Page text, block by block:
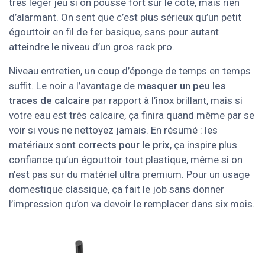
très léger jeu si on pousse fort sur le côté, mais rien
d’alarmant. On sent que c’est plus sérieux qu’un petit
égouttoir en fil de fer basique, sans pour autant
atteindre le niveau d’un gros rack pro.
Niveau entretien, un coup d’éponge de temps en temps
suffit. Le noir a l’avantage de masquer un peu les
traces de calcaire par rapport à l’inox brillant, mais si
votre eau est très calcaire, ça finira quand même par se
voir si vous ne nettoyez jamais. En résumé : les
matériaux sont corrects pour le prix, ça inspire plus
confiance qu’un égouttoir tout plastique, même si on
n’est pas sur du matériel ultra premium. Pour un usage
domestique classique, ça fait le job sans donner
l’impression qu’on va devoir le remplacer dans six mois.